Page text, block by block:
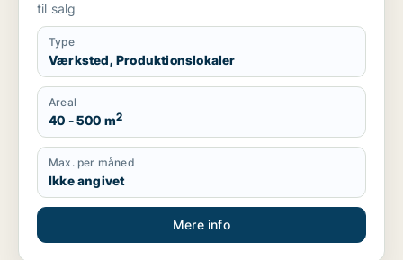
til salg
Type
Værksted, Produktionslokaler
Areal
40 - 500 m2
Max. per måned
Ikke angivet
Mere info